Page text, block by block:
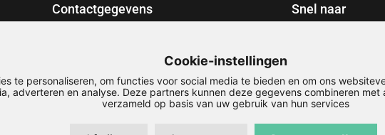
Contactgegevens
airodesign@airodesign.nl
Snel naar
Mijn account
Cookie-instellingen
te personaliseren, om functies voor social media te bieden en om ons
adverteren en analyse. Deze partners kunnen deze gegevens combineren
verzameld op basis van uw gebruik van hun services